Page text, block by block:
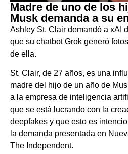
Madre de uno de los
Musk demanda a su
Ashley St. Clair demandó a xAI
que su chatbot Grok generó
de ella.
St. Clair, de 27 años, es una
madre del hijo de un año de
a la empresa de inteligencia
que se está lucrando con la
deepfakes y que esto es
la demanda presentada en
The Independent.